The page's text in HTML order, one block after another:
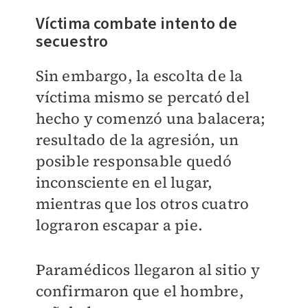
Víctima combate intento de
secuestro
Sin embargo,la escolta de la
víctima mismo se percató del
hecho y comenzó una balacera;
resultado de la agresión, un
posible responsable quedó
inconsciente en el lugar,
mientras que los otros cuatro
lograron escapar a pie.
Paramédicos llegaron al sitio y
confirmaron que el hombre,